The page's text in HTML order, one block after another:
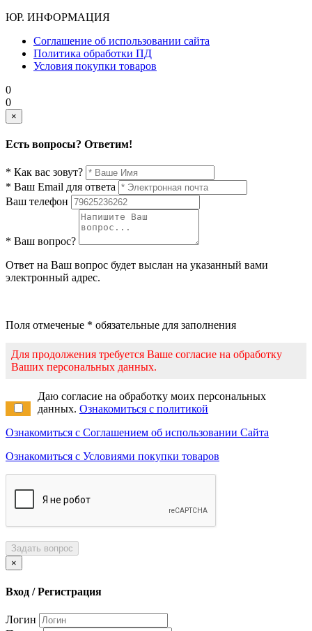
ЮР. ИНФОРМАЦИЯ
Соглашение об использовании сайта
Политика обработки ПД
Условия покупки товаров
0
0
×
Есть вопросы? Ответим!
* Как вас зовут?
* Ваш Email для ответа
Ваш телефон
* Ваш вопрос?
Ответ на Ваш вопрос будет выслан на указанный вами
электронный адрес.
Поля отмеченые * обязательные для заполнения
Для продолжения требуется Ваше согласие на обработку
Ваших персональных данных.
Даю согласие на обработку моих персональных
данных. Ознакомиться с политикой
Ознакомиться с Соглашением об использовании Сайта
Ознакомиться с Условиями покупки товаров
Задать вопрос
×
Вход / Регистрация
Логин